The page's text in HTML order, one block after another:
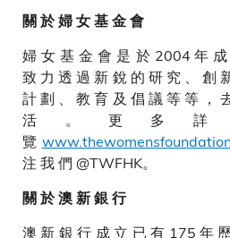
關 於 婦 女 基 金 會
婦 女 基 金 會 是 於 2004 年 成
致 力 透 過 新 銳 的 研 究 、 創
計 劃 、 教 育 及 倡 議 等 等 ，
活 。 更 多 詳
覽
注 我 們 @TWFHK。
關 於 澳 新 銀 行
澳 新 銀 行 成 立 已 有 175 年